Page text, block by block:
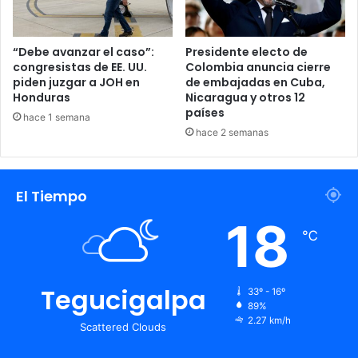
“Debe avanzar el caso”:
congresistas de EE. UU.
piden juzgar a JOH en
Honduras
hace 1 semana
Presidente electo de
Colombia anuncia cierre
de embajadas en Cuba,
Nicaragua y otros 12
países
hace 2 semanas
El Tiempo
Tegucigalpa
Scattered Clouds
18 ℃
33º - 16º
89%
2.27 km/h